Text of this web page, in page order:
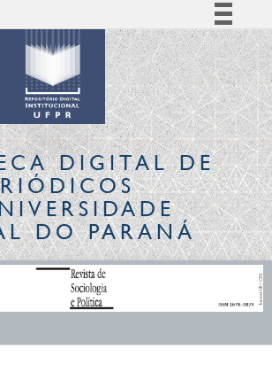
Simplifique!
Comunica BR
Participe
Acesso à informação
Legislação
Canais
DIGITALDE
DO PARANÁ